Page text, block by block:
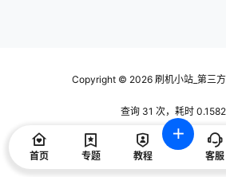
Copyright © 2026刷机小站_第三
查询 31 次，耗时
首页 专题 教程 客服